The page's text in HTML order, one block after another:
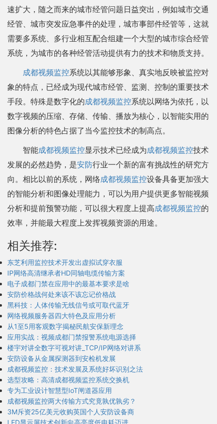
速扩大，随之而来的城市经管问题日益突出，例如城市交通
经管、城市突发应急事件的处理，城市事部件经管等，这就
需要多系统、多行业相互配合组建一个大型的城市综合经管
系统，为城市的各种经管活动提供有力的技术和物质支持。
成都视频监控系统以其能够形象、真实地反映被监控对
象的特点，已经成为现代城市经管、监测、控制的重要技术
手段。特殊是数字化的成都视频监控系统以网络为依托，以
数字视频的压缩、存储、传输、播放为核心，以智能实用的
图像分析的特色占据了当今监控技术的制高点。
智能成都视频监控显示技术已经成为成都视频监控技术
发展的必然趋势，是安防行业一个新的富有挑战性的研究方
向。相比以前的系统，网络成都视频监控设备具备更加强大
的智能分析和图像处理能力，可以为用户提供更多智能视频
分析和提前预警功能，可以很大程度上提高成都视频监控的
效率，并能最大程度上发挥视频资源的用途。
相关推荐:
东芝利用监控技术开发出虚拟试穿衣服
IP网络高清继承者HD同轴电缆传输方案
电子成都门禁在应用中的最基本要求是啥
安防价格战何处来该不该忘记价格战
黑科技：人体传输无线信号或可取代蓝牙
网络视频服务器四大特色及应用分析
从1至5用客观数字揭秘民航安保新理念
应用实战：视频成都门禁报警系统电源选择
楼宇对讲全数字可视对讲_TCP/IP网络对讲系
安防设备从金属探测器到安检机发展
成都视频监控：技术发展及系统好坏识别之法
选型攻略：高清成都视频监控系统交换机
专为工业设计智慧型IoT闸道器应用
成都视频监控两大传输方式究竟孰优孰劣？
3M斥资25亿美元收购英国个人安防设备商
LED显示屏技术创新向高亮度低电耗迈进